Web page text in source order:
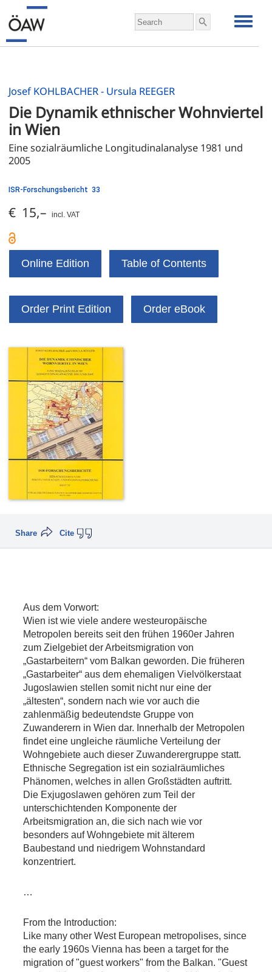
Josef KOHLBACHER - Ursula REEGER
Die Dynamik ethnischer Wohnviertel
in Wien
Eine sozialräumliche Longitudinalanalyse 1981 und
2005
ISR-Forschungsbericht 33
€ 15,– incl. VAT
Online Edition Table of Contents
Order Print Edition Order eBook
Cite
Share
Aus dem Vorwort:
Wien ist wie viele andere westeuropäische
Metropolen bereits seit den frühen 1960er Jahren
zum Zielgebiet der Arbeitsmigration von
„Gastarbeitern“ vom Balkan geworden. Die früheren
„Gastarbeiter“ aus dem ehemaligen Vielvölkerstaat
Jugoslawien stellen somit nicht nur eine der
„ältesten“, sondern nach wie vor auch die
zahlenmäßig bedeutendste Gruppe von
Zuwanderern in Wien dar. Innerhalb der Metropolen
findet eine ungleiche räumliche Verteilung der
Wohngebiete auch dieser Zuwanderergruppe statt.
Ethnische Segregation ist ein sozialräumliches
Phänomen, welches in allen Großstädten auftritt.
Die Exjugoslawen gehören zum Teil der
unterschichtenden Komponente der
Arbeitsmigration an, die sich nach wie vor
besonders auf Wohngebiete mit älterem
Baubestand und niedrigem Wohnstandard
konzentriert.
…
From the Introduction:
Like many other West European metropolises, since
the early 1960s Vienna has been a target for the
migration of "guest workers" from the Balkan. "Guest